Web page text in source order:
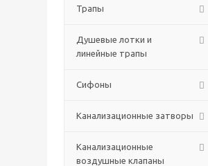
Трапы
Душевые лотки и
линейные трапы
Сифоны
Канализационные затворы
Канализационные
воздушные клапаны